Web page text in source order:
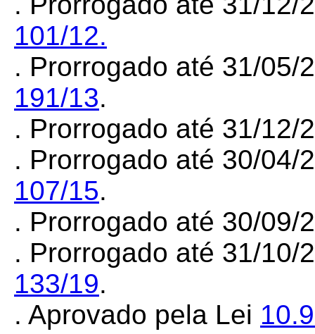
101/12.
. Prorrogado até 31/05/
191/13.
. Prorrogado até 31/
. Prorrogado até 30/04/
107/15.
. Prorrogado até 30/
. Prorrogado até 31/10/
133/19.
. Aprovado pela Lei